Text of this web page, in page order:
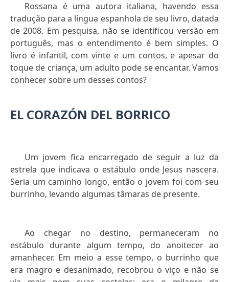
Rossana é uma autora italiana, havendo essa
tradução para a língua espanhola de seu livro, datada
de 2008. Em pesquisa, não se identificou versão em
português, mas o entendimento é bem simples. O
livro é infantil, com vinte e um contos, e apesar do
toque de criança, um adulto pode se encantar. Vamos
conhecer sobre um desses contos?
EL CORAZÓN DEL BORRICO
Um jovem fica encarregado de seguir a luz da
estrela que indicava o estábulo onde Jesus nascera.
Seria um caminho longo, então o jovem foi com seu
burrinho, levando algumas tâmaras de presente.
Ao chegar no destino, permaneceram no
estábulo durante algum tempo, do anoitecer ao
amanhecer. Em meio a esse tempo, o burrinho que
era magro e desanimado, recobrou o viço e não se